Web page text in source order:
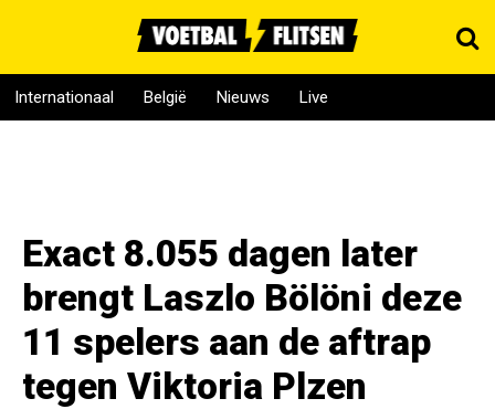
Internationaal België Nieuws Live
Exact 8.055 dagen later
brengt Laszlo Bölöni deze
11 spelers aan de aftrap
tegen Viktoria Plzen